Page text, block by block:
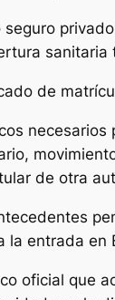
seguro
de
de otra
la entrada en
oficial que